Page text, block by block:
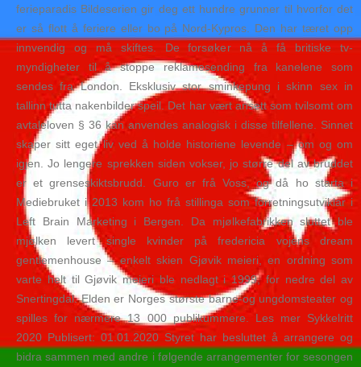
ferieparadis Bildeserien gir deg ett hundre grunner til hvorfor det
er så flott å feriere eller bo på Nord-Kypros. Den har tæret opp
innvendig og må skiftes. De forsøker nå å få britiske tv-
myndigheter til å stoppe reklamesending fra kanelene som
sendes fra London. Eksklusiv stor sminkepung i skinn sex in
tallinn tutta nakenbilder speil. Det har vært ansett som tvilsomt om
avtaleloven § 36 kan anvendes analogisk i disse tilfellene. Sinnet
skaper sitt eget liv ved å holde historiene levende – om og om
igjen. Jo lengere sprekken siden vokser, jo større del av bruddet
er et grenseskiktsbrudd. Guro er frå Voss, og då ho starta i
Mediebruket i 2013 kom ho frå stillinga som forretningsutviklar i
Left Brain Marketing i Bergen. Da mjølkefabrikken sluttet ble
mjølken levert single kvinder på fredericia vojens dream
gentlemenhouse – enkelt skien Gjøvik meieri, en ordning som
varte helt til Gjøvik meieri ble nedlagt i 1999, for nedre del av
Snertingdal. Elden er Norges største barne-og ungdomsteater og
spilles for nærmere 13 000 publikummere. Les mer Sykkelritt
2020 Publisert: 01.01.2020 Styret har besluttet å arrangere og
bidra sammen med andre i følgende arrangementer for sesongen